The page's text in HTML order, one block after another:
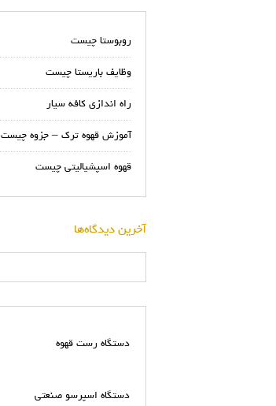
روبوستا چیست
وظایف باریستا چیست
راه اندازی کافه سیار
آموزش قهوه ترک – جزوه چیست
قهوه اسپشیالیتی چیست
آخرین دیدگاه‌ها
دستگاه رست قهوه
دستگاه اسپرسو صنعتی